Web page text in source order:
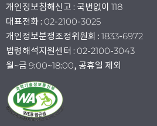
개인정보침해신고 : 국번없이 118
대표전화 : 02-2100-3025
개인정보분쟁조정위원회 : 1833-6972
법령해석지원센터 : 02-2100-3043
월~금 9:00~18:00, 공휴일 제외